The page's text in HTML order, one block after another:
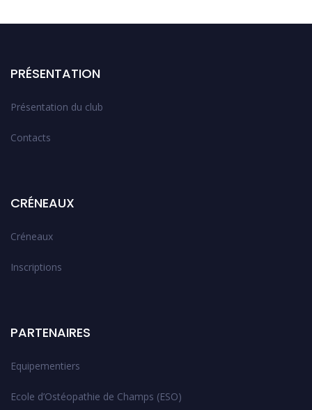
PRÉSENTATION
Présentation du club
Contacts
CRÉNEAUX
Créneaux
Inscriptions
PARTENAIRES
Equipementiers
Ecole d’Ostéopathie de Champs (ESO)